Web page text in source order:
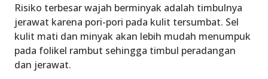
Risiko terbesar wajah berminyak adalah timbulnya
jerawat karena pori-pori pada kulit tersumbat. Sel
kulit mati dan minyak akan lebih mudah menumpuk
pada folikel rambut sehingga timbul peradangan
dan jerawat.